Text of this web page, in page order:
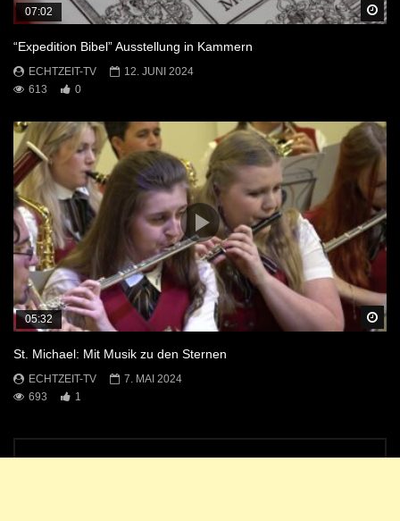
07:02
“Expedition Bibel” Ausstellung in Kammern
ECHTZEIT-TV
12. JUNI 2024
613
0
05:32
St. Michael: Mit Musik zu den Sternen
ECHTZEIT-TV
7. MAI 2024
693
1